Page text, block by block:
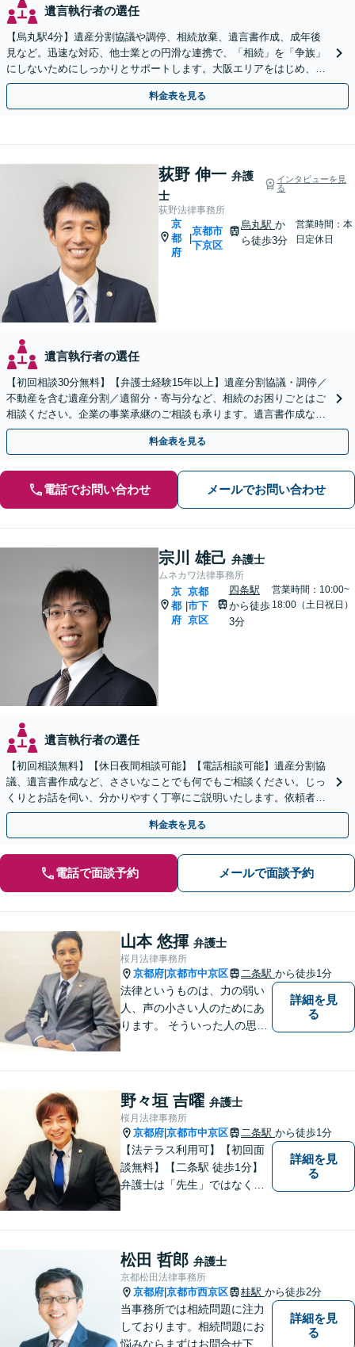
遺言執行者の選任
【烏丸駅4分】遺産分割協議や調停、相続放棄、遺言書作成、成年後
見など。迅速な対応、他士業との円滑な連携で、「相続」を「争族」
にしないためにしっかりとサポートします。大阪エリアをはじめ、出
張相談も対応します【Web面談可】【初回相談無料】
料金表を見る
荻野 伸一 弁護
士
インタビューを見
る
荻野法律事務所
京
都
府
京都市
下京区
烏丸駅 か
ら徒歩3分
営業時間：本
日定休日
遺言執行者の選任
【初回相談30分無料】【弁護士経験15年以上】遺産分割協議・調停／
不動産を含む遺産分割／遺留分・寄与分など、相続のお困りごとはご
相談ください。企業の事業承継のご相談も承ります。遺言書作成など
生前対策もサポート【烏丸駅3分】【Web面談可】
料金表を見る
電話でお問い合わせ メールでお問い合わせ
宗川 雄己 弁護士
ムネカワ法律事務所
京
都
府
京都
市下
京区
四条駅
から徒歩
3分
営業時間：10:00~
18:00（土日祝日）
遺言執行者の選任
【初回相談無料】【休日夜間相談可能】【電話相談可能】遺産分割協
議、遺言書作成など、ささいなことでも何でもご相談ください。じっ
くりとお話を伺い、分かりやすく丁寧にご説明いたします。依頼者の
方の利益を最大化するために尽力いたします。
料金表を見る
電話で面談予約 メールで面談予約
山本 悠揮 弁護士
桜月法律事務所
京都府 京都市中京区 二条駅 から徒歩1分
法律というものは、力の弱い
人、声の小さい人のためにあ
ります。 そういった人の思い
目指します。
詳細を見
る
野々垣 吉曜 弁護士
桜月法律事務所
京都府 京都市中京区 二条駅 から徒歩1分
【法テラス利用可】【初回面
談無料】【二条駅 徒歩1分】
弁護士は「先生」ではなく、
居が高いと思っていらっしゃ
る方こそ、是非一度ご相談く
ださい。
詳細を見
る
松田 哲郎 弁護士
京都松田法律事務所
京都府 京都市西京区 桂駅 から徒歩2分
当事務所では相続問題に注力
しております。相続問題にお
悩みならまずはお問合せ下さ
詳細を見
る